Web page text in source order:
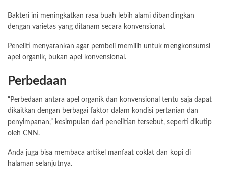
Bakteri ini meningkatkan rasa buah lebih alami dibandingkan
dengan varietas yang ditanam secara konvensional.
Peneliti menyarankan agar pembeli memilih untuk mengkonsumsi
apel organik, bukan apel konvensional.
Perbedaan
“Perbedaan antara apel organik dan konvensional tentu saja dapat
dikaitkan dengan berbagai faktor dalam kondisi pertanian dan
penyimpanan,” kesimpulan dari penelitian tersebut, seperti dikutip
oleh CNN.
Anda juga bisa membaca artikel manfaat coklat dan kopi di
halaman selanjutnya.